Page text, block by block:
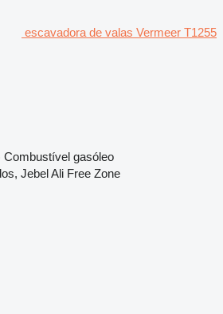
escavadora de valas Vermeer T1255
Combustível gasóleo
Jebel Ali Free Zone